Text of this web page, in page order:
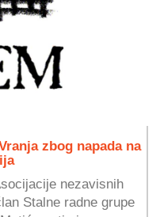
zbog napada na
nezavisnih
Stalne radne grupe